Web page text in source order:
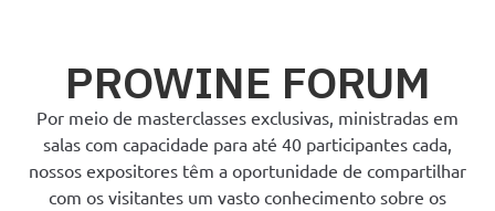
PROWINE FORUM
Por meio de masterclasses exclusivas, ministradas em
salas com capacidade para até 40 participantes cada,
nossos expositores têm a oportunidade de compartilhar
com os visitantes um vasto conhecimento sobre os